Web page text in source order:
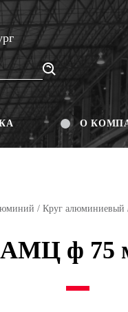
О
/ Круг алюминиевый
АМЦ ф 75